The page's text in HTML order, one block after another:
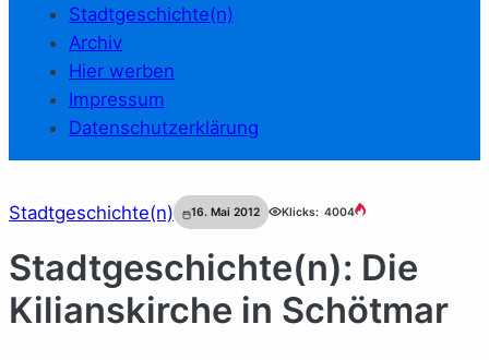
Stadtgeschichte(n)
Archiv
Hier werben
Impressum
Datenschutzerklärung
Stadtgeschichte(n) 16. Mai 2012 Klicks: 4004
Stadtgeschichte(n): Die
Kilianskirche in Schötmar